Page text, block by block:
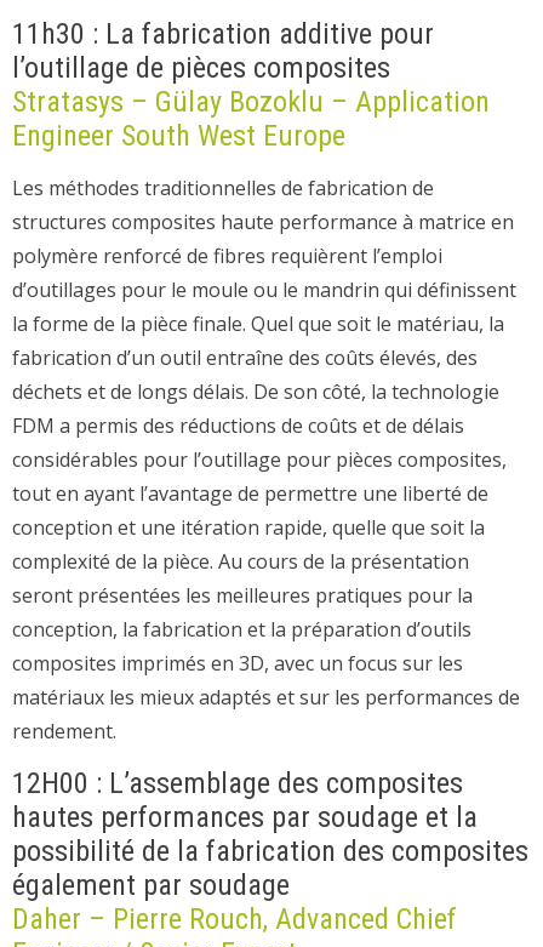
11h30 : La fabrication additive pour
l’outillage de pièces composites
Stratasys – Gülay Bozoklu – Application
Engineer South West Europe
Les méthodes traditionnelles de fabrication de
structures composites haute performance à matrice en
polymère renforcé de fibres requièrent l’emploi
d’outillages pour le moule ou le mandrin qui définissent
la forme de la pièce finale. Quel que soit le matériau, la
fabrication d’un outil entraîne des coûts élevés, des
déchets et de longs délais. De son côté, la technologie
FDM a permis des réductions de coûts et de délais
considérables pour l’outillage pour pièces composites,
tout en ayant l’avantage de permettre une liberté de
conception et une itération rapide, quelle que soit la
complexité de la pièce. Au cours de la présentation
seront présentées les meilleures pratiques pour la
conception, la fabrication et la préparation d’outils
composites imprimés en 3D, avec un focus sur les
matériaux les mieux adaptés et sur les performances de
rendement.
12H00 : L’assemblage des composites
hautes performances par soudage et la
possibilité de la fabrication des composites
également par soudage
Daher – Pierre Rouch, Advanced Chief